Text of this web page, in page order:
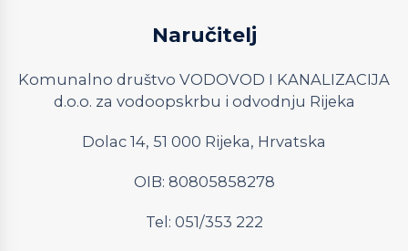
Naručitelj
Komunalno društvo VODOVOD I KANALIZACIJA
d.o.o. za vodoopskrbu i odvodnju Rijeka
Dolac 14, 51 000 Rijeka, Hrvatska
OIB: 80805858278
Tel: 051/353 222